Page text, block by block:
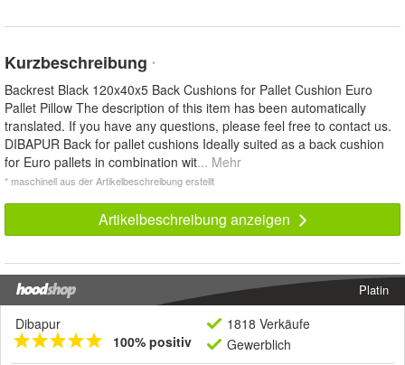
Kurzbeschreibung *
Backrest Black 120x40x5 Back Cushions for Pallet Cushion Euro
Pallet Pillow The description of this item has been automatically
translated. If you have any questions, please feel free to contact us.
DIBAPUR Back for pallet cushions Ideally suited as a back cushion
for Euro pallets in combination wit... Mehr
* maschinell aus der Artikelbeschreibung erstellt
Artikelbeschreibung anzeigen
Platin
Dibapur
100% positiv
1818 Verkäufe
Gewerblich